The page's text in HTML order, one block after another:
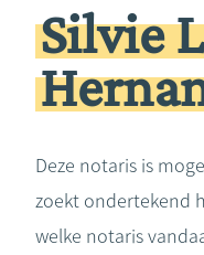
Erven & schenken
Ondernemen
Rekenmodules
Silvie
Deze notaris is
zoekt ondertekend
welke notaris